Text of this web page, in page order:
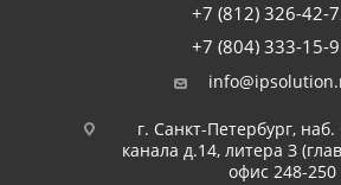
+7 (812) 326-42-
+7 (804) 333-15-
г. Санкт-Петербург,
канала д.14, литера З
офис 248-250